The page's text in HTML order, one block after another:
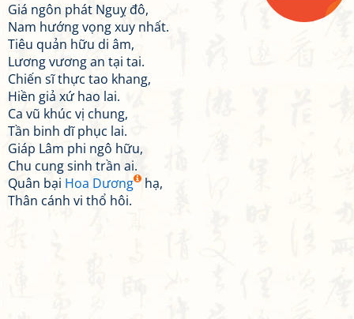
Giá ngôn phát Nguỵ đô,
Nam hướng vọng xuy nhất.
Tiêu quản hữu di âm,
Lương vương an tại tai.
Chiến sĩ thực tao khang,
Hiền giả xứ hao lai.
Ca vũ khúc vị chung,
Tần binh dĩ phục lai.
Giáp Lâm phi ngô hữu,
Chu cung sinh trần ai.
Quân bại Hoa Dương
hạ,
Thân cánh vi thổ hôi.